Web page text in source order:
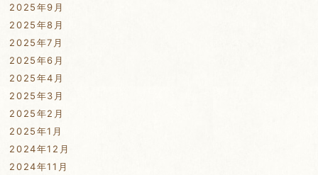
2025年9月
2025年8月
2025年7月
2025年6月
2025年4月
2025年3月
2025年2月
2025年1月
2024年12月
2024年11月